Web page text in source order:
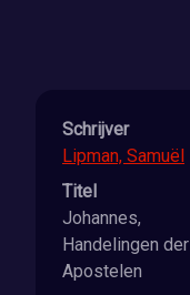
Schrijver
Lipman, Samuël
Titel
Johannes,
Handelingen der
Apostelen